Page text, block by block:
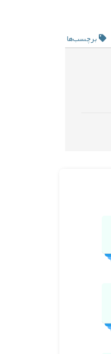
برچسب‌ها